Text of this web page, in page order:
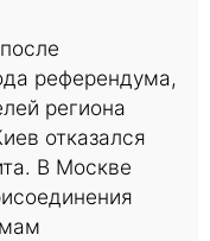
референдума,
региона
отказался
В Москве